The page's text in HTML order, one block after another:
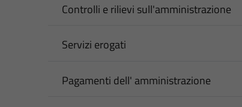
Controlli e rilievi sull'amministrazione
Servizi erogati
Pagamenti dell' amministrazione